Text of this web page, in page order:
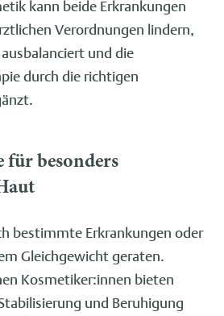
kann beide Erkrankungen
Verordnungen lindern,
und die
durch die richtigen
für besonders
bestimmte Erkrankungen oder
Gleichgewicht geraten.
Kosmetiker:innen bieten
und Beruhigung